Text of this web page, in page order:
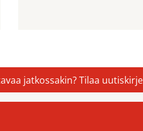
jatkossakin? Tilaa